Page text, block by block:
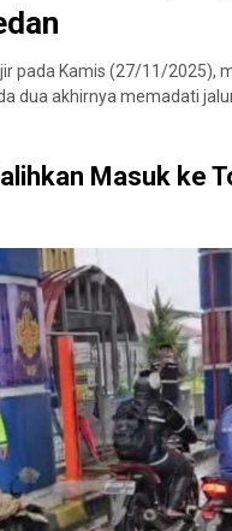
pada Kamis (27/11/2025),
dua akhirnya memadati
Masuk ke